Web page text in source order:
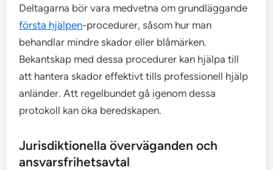
Deltagarna bör vara medvetna om grundläggande
första hjälpen-procedurer, såsom hur man
behandlar mindre skador eller blåmärken.
Bekantskap med dessa procedurer kan hjälpa till
att hantera skador effektivt tills professionell hjälp
anländer. Att regelbundet gå igenom dessa
protokoll kan öka beredskapen.
Jurisdiktionella överväganden och
ansvarsfrihetsavtal